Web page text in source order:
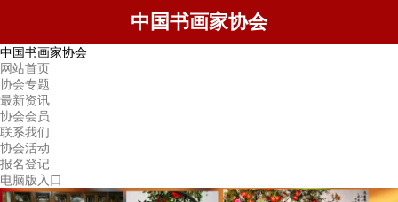
中国书画家协会
中国书画家协会
网站首页
协会专题
最新资讯
协会会员
联系我们
协会活动
报名登记
电脑版入口